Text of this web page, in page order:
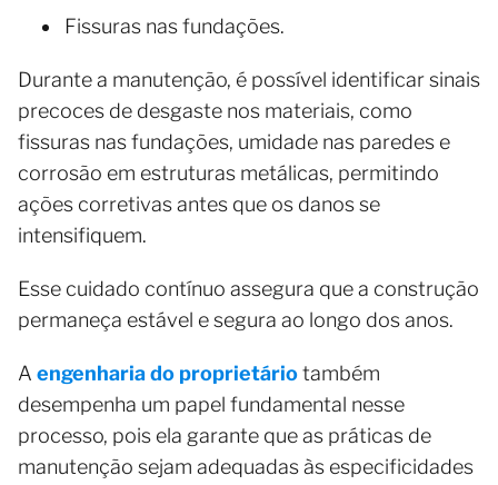
Fissuras nas fundações.
Durante a manutenção, é possível identificar sinais
precoces de desgaste nos materiais, como
fissuras nas fundações, umidade nas paredes e
corrosão em estruturas metálicas, permitindo
ações corretivas antes que os danos se
intensifiquem.
Esse cuidado contínuo assegura que a construção
permaneça estável e segura ao longo dos anos.
A engenharia do proprietáriotambém
desempenha um papel fundamental nesse
processo, pois ela garante que as práticas de
manutenção sejam adequadas às especificidades